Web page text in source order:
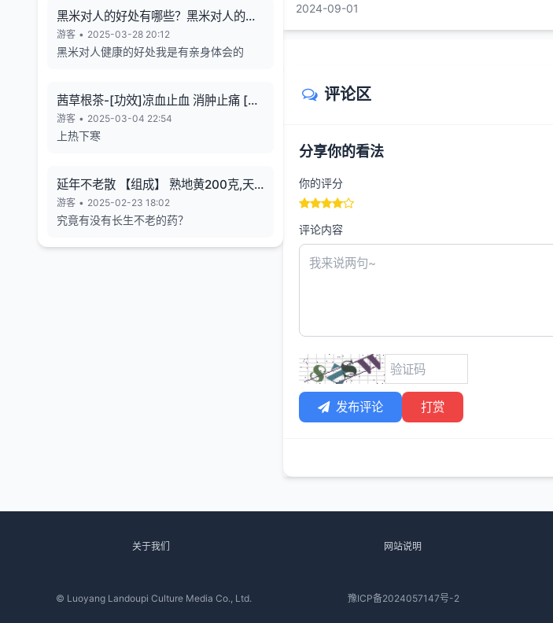
气异象频发。古今中外的预言也说了这几
年人类有大灾难，如刘伯温在预言中说 "贫
者一万留一千，富者一万留二三”,“贫富若
不回心转，看看死期到眼前”, 预言中也告诉
躲过末劫中的劫难，有个美好的未来，请
您务必打开下方网址认真了解，内有躲避
瘟疫保平安的方法。网址1：
bitly.net/55dd55 网址2：
黑米对人的好处有哪些？黑米对人的长
寿有帮助
游客 • 2025-03-28 20:12
黑米对人健康的好处我是有亲身体会的
茜草根茶-[功效]凉血止血 消肿止痛 [治
疗] 小儿流行性腮腺炎-一味妙方
游客 • 2025-03-04 22:54
上热下寒
延年不老散 【组成】 熟地黄200克,天
冬180克 五味子60 克
游客 • 2025-02-23 18:02
究竟有没有长生不老的药？
2024-09-01
评论区
分享你的看法
你的评分
评论内容
发布评论 打赏
关于我们 网站说明
© Luoyang Landoupi Culture Media Co., Ltd. 豫ICP备2024057147号-2